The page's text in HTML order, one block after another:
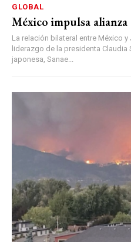
GLOBAL
México impulsa
La relación bilateral entre México
liderazgo de la presidenta Claudia
japonesa, Sanae...